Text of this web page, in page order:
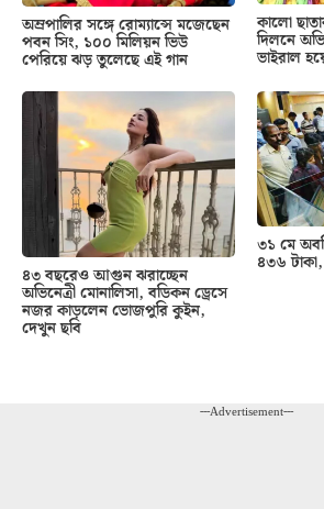
অম্রপালির সঙ্গে রোম্যান্সে মজেছেন
পবন সিং, ১০০ মিলিয়ন ভিউ
পেরিয়ে ঝড় তুলেছে এই গান
কালো
দিলনে
ভাইরাল
৪৩ বছরেও আগুন ঝরাচ্ছেন
অভিনেত্রী মোনালিসা, বডিকন ড্রেসে
নজর কাড়লেন ভোজপুরি কুইন,
দেখুন ছবি
৩১ মে
৪৩৬
---Advertisement---